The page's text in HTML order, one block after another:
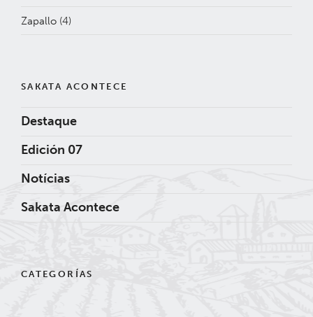
Zapallo (4)
SAKATA ACONTECE
Destaque
Edición 07
Notícias
Sakata Acontece
CATEGORÍAS